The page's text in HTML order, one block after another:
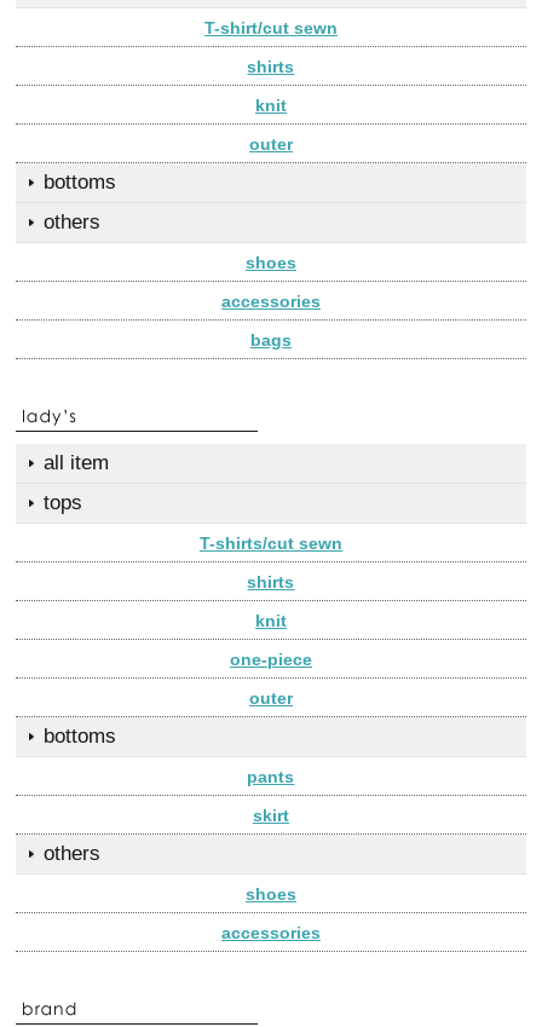
T-shirt/cut sewn
shirts
knit
outer
bottoms
others
shoes
accessories
bags
all item
tops
T-shirts/cut sewn
shirts
knit
one-piece
outer
bottoms
pants
skirt
others
shoes
accessories